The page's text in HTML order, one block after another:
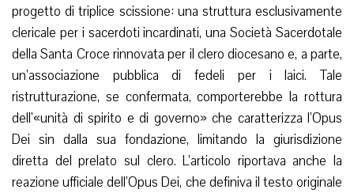
progetto di triplice scissione: una struttura esclusivamente
clericale per i sacerdoti incardinati, una Società Sacerdotale
della Santa Croce rinnovata per il clero diocesano e, a parte,
un’associazione pubblica di fedeli per i laici. Tale
ristrutturazione, se confermata, comporterebbe la rottura
dell’«unità di spirito e di governo» che caratterizza l’Opus
Dei sin dalla sua fondazione, limitando la giurisdizione
diretta del prelato sul clero. L’articolo riportava anche la
reazione ufficiale dell’Opus Dei, che definiva il testo originale